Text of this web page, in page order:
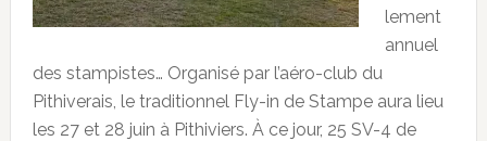
lement
annuel
des stampistes… Organisé par l’aéro-club du
Pithiverais, le traditionnel Fly-in de Stampe aura lieu
les 27 et 28 juin à Pithiviers. À ce jour, 25 SV-4 de